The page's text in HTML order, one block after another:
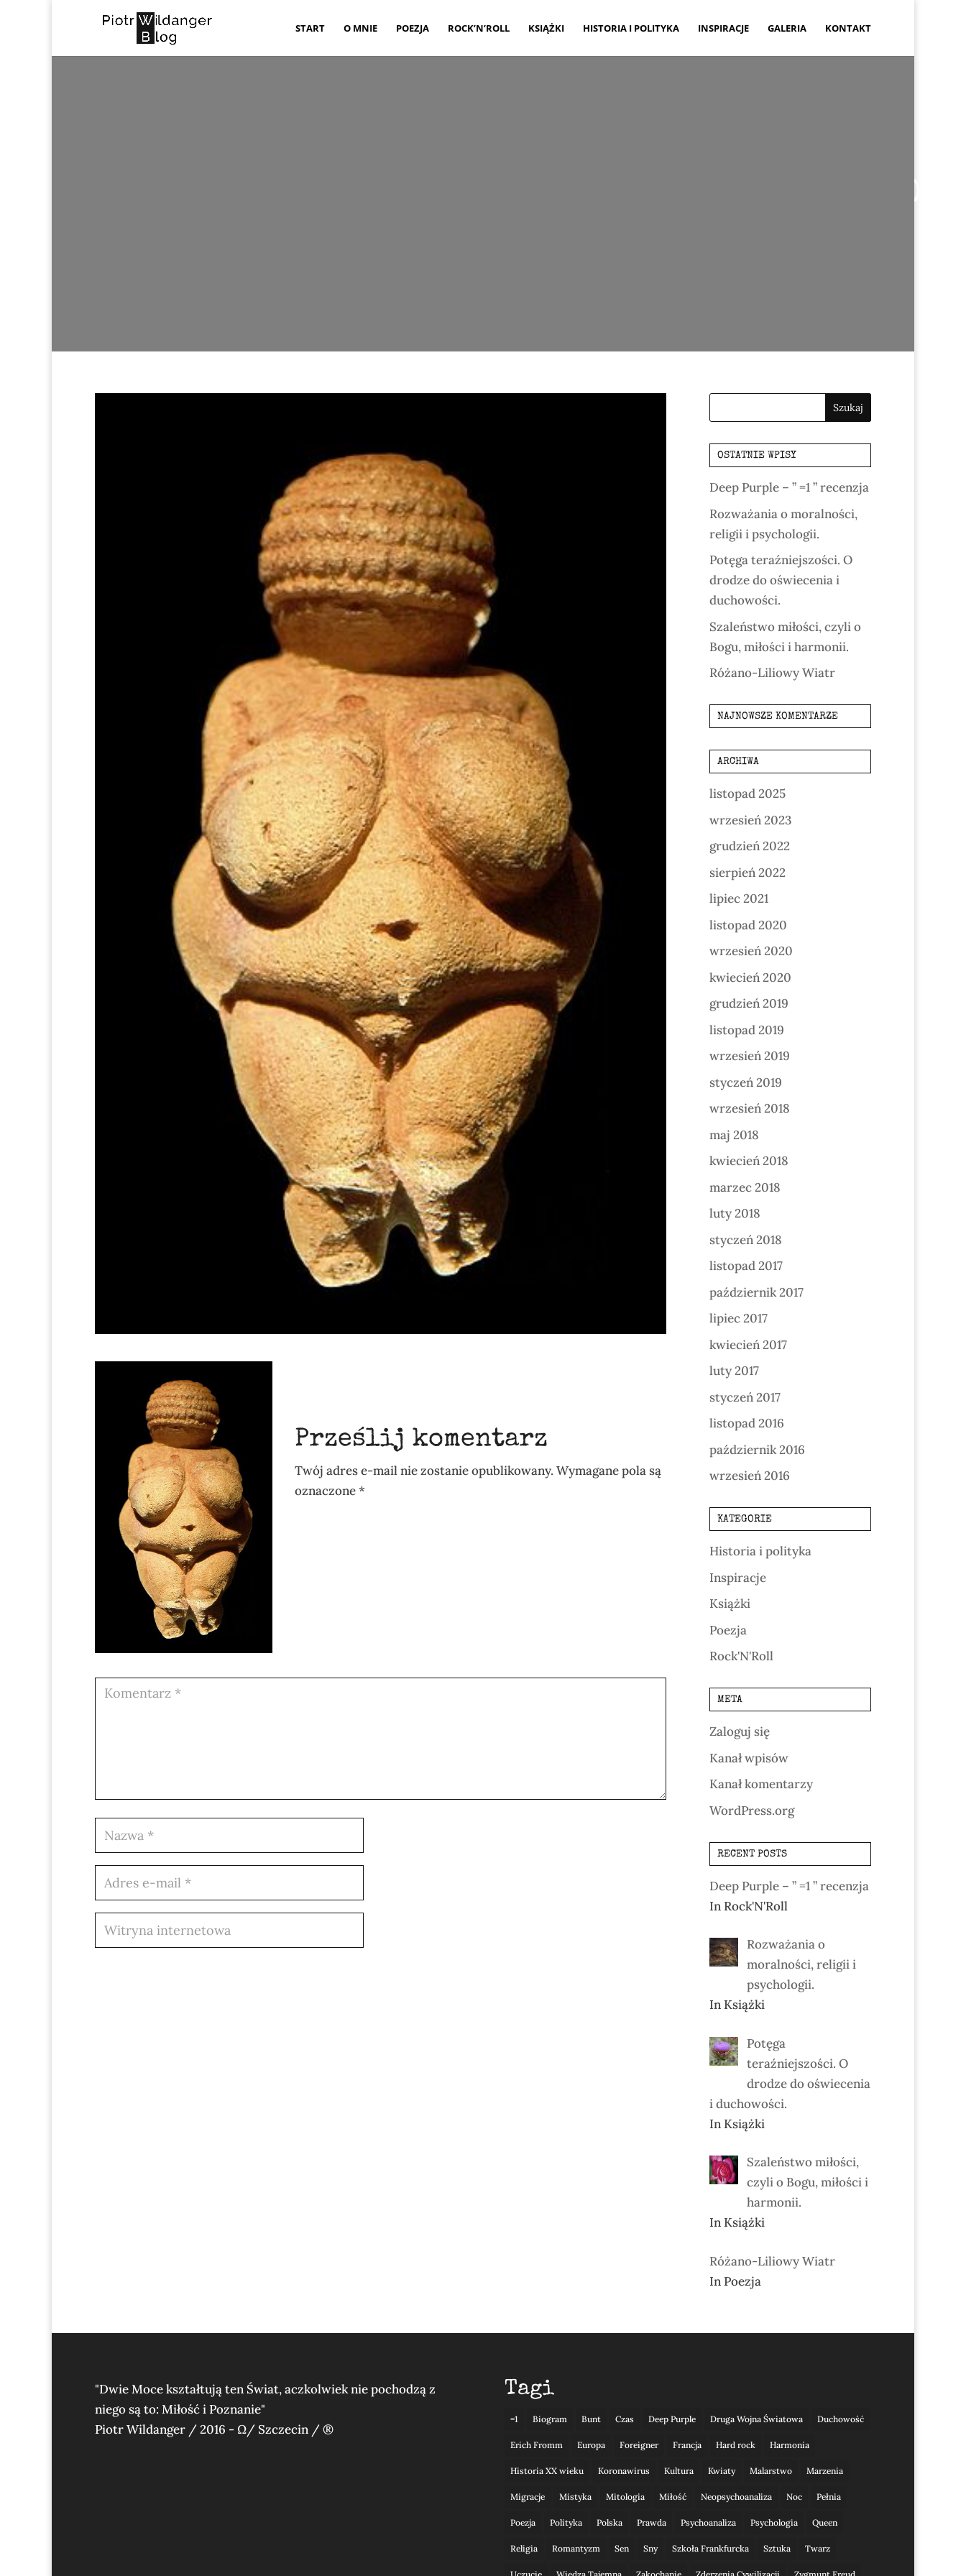
START O MNIE POEZJA ROCK’N’ROLL KSIĄŻKI HISTORIA I POLITYKA INSPIRACJE GALERIA KONTAKT
Prześlij komentarz
Twój adres e-mail nie zostanie opublikowany. Wymagane pola są
oznaczone*
OSTATNIE WPISY
Deep Purple – ” =1 ” recenzja
Rozważania o moralności,
religii i psychologii.
Potęga teraźniejszości. O
drodze do oświecenia i
duchowości.
Szaleństwo miłości, czyli o
Bogu, miłości i harmonii.
Różano-Liliowy Wiatr
NAJNOWSZE KOMENTARZE
ARCHIWA
listopad 2025
wrzesień 2023
grudzień 2022
sierpień 2022
lipiec 2021
listopad 2020
wrzesień 2020
kwiecień 2020
grudzień 2019
listopad 2019
wrzesień 2019
styczeń 2019
wrzesień 2018
maj 2018
kwiecień 2018
marzec 2018
luty 2018
styczeń 2018
listopad 2017
październik 2017
lipiec 2017
kwiecień 2017
luty 2017
styczeń 2017
listopad 2016
październik 2016
wrzesień 2016
KATEGORIE
Historia i polityka
Inspiracje
Książki
Poezja
Rock'N'Roll
META
Zaloguj się
Kanał wpisów
Kanał komentarzy
WordPress.org
RECENT POSTS
Deep Purple – ” =1 ” recenzja
In Rock'N'Roll
Rozważania o
moralności, religii i
psychologii.
In Książki
Potęga
teraźniejszości. O
drodze do oświecenia
i duchowości.
In Książki
Szaleństwo miłości,
czyli o Bogu, miłości i
harmonii.
In Książki
Różano-Liliowy Wiatr
In Poezja
"Dwie Moce kształtują ten Świat, aczkolwiek nie pochodzą z
niego są to: Miłość i Poznanie"
Piotr Wildanger / 2016 - Ω/ Szczecin / ®
Tagi
=1 Biogram Bunt Czas Deep Purple Druga Wojna Światowa Duchowość
Erich Fromm Europa Foreigner Francja Hard rock Harmonia
Historia XX wieku Koronawirus Kultura Kwiaty Malarstwo Marzenia
Migracje Mistyka Mitologia Miłość Neopsychoanaliza Noc Pełnia
Poezja Polityka Polska Prawda Psychoanaliza Psychologia Queen
Religia Romantyzm Sen Sny Szkoła Frankfurcka Sztuka Twarz